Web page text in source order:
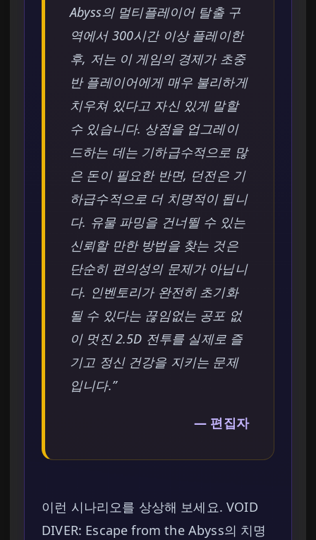
Abyss의 멀티플레이어 탈출 구
역에서 300시간 이상 플레이한
후, 저는 이 게임의 경제가 초중
반 플레이어에게 매우 불리하게
치우쳐 있다고 자신 있게 말할
수 있습니다. 상점을 업그레이
드하는 데는 기하급수적으로 많
은 돈이 필요한 반면, 던전은 기
하급수적으로 더 치명적이 됩니
다. 유물 파밍을 건너뛸 수 있는
신뢰할 만한 방법을 찾는 것은
단순히 편의성의 문제가 아닙니
다. 인벤토리가 완전히 초기화
될 수 있다는 끊임없는 공포 없
이 멋진 2.5D 전투를 실제로 즐
기고 정신 건강을 지키는 문제
입니다.”
— 편집자
이런 시나리오를 상상해 보세요. VOID
DIVER: Escape from the Abyss의 치명